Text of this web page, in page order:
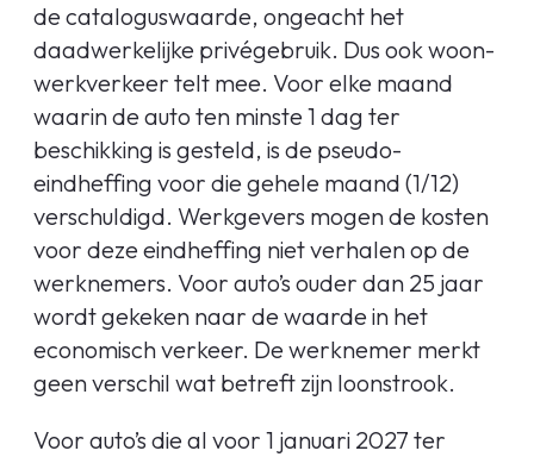
de cataloguswaarde, ongeacht het
daadwerkelijke privégebruik. Dus ook woon-
werkverkeer telt mee. Voor elke maand
waarin de auto ten minste 1 dag ter
beschikking is gesteld, is de pseudo-
eindheffing voor die gehele maand (1/12)
verschuldigd. Werkgevers mogen de kosten
voor deze eindheffing niet verhalen op de
werknemers. Voor auto’s ouder dan 25 jaar
wordt gekeken naar de waarde in het
economisch verkeer. De werknemer merkt
geen verschil wat betreft zijn loonstrook.
Voor auto’s die al voor 1 januari 2027 ter